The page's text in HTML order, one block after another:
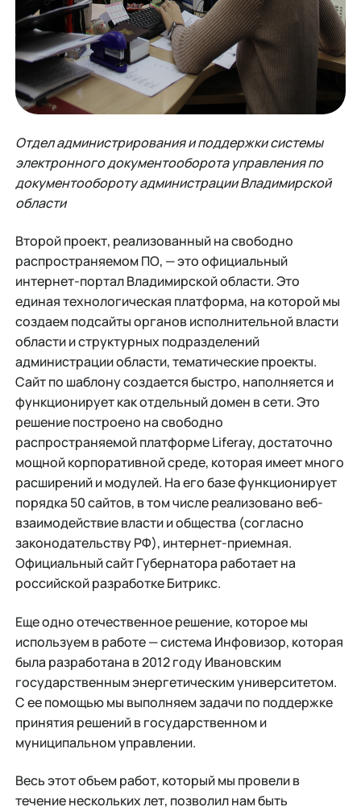
Отдел администрирования и поддержки системы
электронного документооборота управления по
документообороту администрации Владимирской
области
Второй проект, реализованный на свободно
распространяемом ПО, — это официальный
интернет-портал Владимирской области. Это
единая технологическая платформа, на которой мы
создаем подсайты органов исполнительной власти
области и структурных подразделений
администрации области, тематические проекты.
Сайт по шаблону создается быстро, наполняется и
функционирует как отдельный домен в сети. Это
решение построено на свободно
распространяемой платформе Liferay, достаточно
мощной корпоративной среде, которая имеет много
расширений и модулей. На его базе функционирует
порядка 50 сайтов, в том числе реализовано веб-
взаимодействие власти и общества (согласно
законодательству РФ), интернет-приемная.
Официальный сайт Губернатора работает на
российской разработке Битрикс.
Еще одно отечественное решение, которое мы
используем в работе — система Инфовизор, которая
была разработана в 2012 году Ивановским
государственным энергетическим университетом.
С ее помощью мы выполняем задачи по поддержке
принятия решений в государственном и
муниципальном управлении.
Весь этот объем работ, который мы провели в
течение нескольких лет, позволил нам быть